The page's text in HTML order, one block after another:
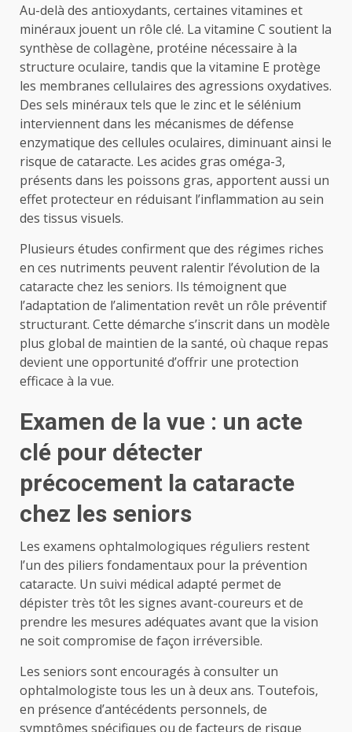
Au-delà des antioxydants, certaines vitamines et
minéraux jouent un rôle clé. La vitamine C soutient la
synthèse de collagène, protéine nécessaire à la
structure oculaire, tandis que la vitamine E protège
les membranes cellulaires des agressions oxydatives.
Des sels minéraux tels que le zinc et le sélénium
interviennent dans les mécanismes de défense
enzymatique des cellules oculaires, diminuant ainsi le
risque de cataracte. Les acides gras oméga-3,
présents dans les poissons gras, apportent aussi un
effet protecteur en réduisant l’inflammation au sein
des tissus visuels.
Plusieurs études confirment que des régimes riches
en ces nutriments peuvent ralentir l’évolution de la
cataracte chez les seniors. Ils témoignent que
l’adaptation de l’alimentation revêt un rôle préventif
structurant. Cette démarche s’inscrit dans un modèle
plus global de maintien de la santé, où chaque repas
devient une opportunité d’offrir une protection
efficace à la vue.
Examen de la vue : un acte
clé pour détecter
précocement la cataracte
chez les seniors
Les examens ophtalmologiques réguliers restent
l’un des piliers fondamentaux pour la prévention
cataracte. Un suivi médical adapté permet de
dépister très tôt les signes avant-coureurs et de
prendre les mesures adéquates avant que la vision
ne soit compromise de façon irréversible.
Les seniors sont encouragés à consulter un
ophtalmologiste tous les un à deux ans. Toutefois,
en présence d’antécédents personnels, de
symptômes spécifiques ou de facteurs de risque